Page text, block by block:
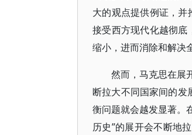
大的观点提供例证，并
接受西方现代化越彻底
缩小，进而消除和解决
然而，马克思在展
断拉大不同国家间的发
衡问题就会越发显著。
历史”的展开会不断地